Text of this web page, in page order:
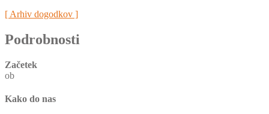
[ Arhiv dogodkov ]
Podrobnosti
Začetek
ob
Kako do nas